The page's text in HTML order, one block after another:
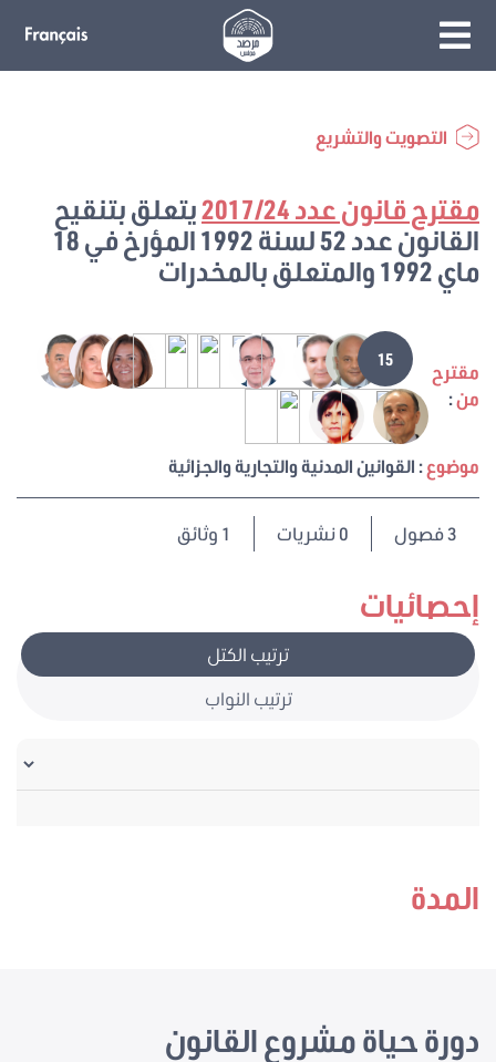
التصويت والتشريع
إحصائيات
ترتيب الكتل
ترتيب النواب
مقترح قانون عدد 2017/24
يتعلق بتنقيح
القانون عدد 52 لسنة 1992 المؤرخ في 18
ماي 1992 والمتعلق بالمخدرات
مقترح
من:
15
موضوع: القوانين المدنية والتجارية والجزائية
3فصول 0 نشريات 1 وثائق
المدة
دورة حياة مشروع القانون